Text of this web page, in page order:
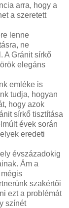
arra, hogy a
a szeretett
lenne
ne
A Gránit sírkő
elegáns
emléke is
tudja, hogyan
hogy azok
sírkő tisztítása
évek során
eredeti
évszázadokig
Ám a
szakértői
ezt a problémát
színét